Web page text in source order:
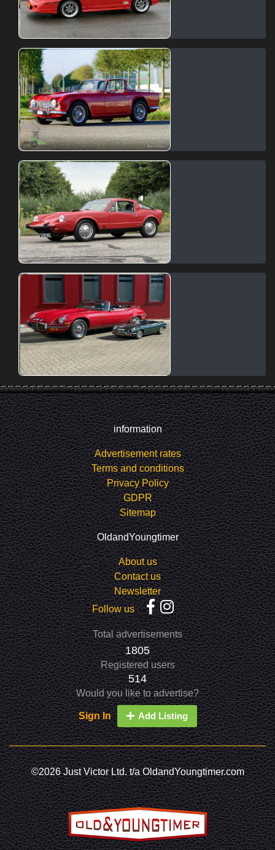
information
Advertisement rates
Terms and conditions
Privacy Policy
GDPR
Sitemap
OldandYoungtimer
About us
Contact us
Newsletter
Follow us
Total advertisements
1805
Registered users
514
Would you like to advertise?
Sign In Add Listing
©2026 Just Victor Ltd. t/a OldandYoungtimer.com